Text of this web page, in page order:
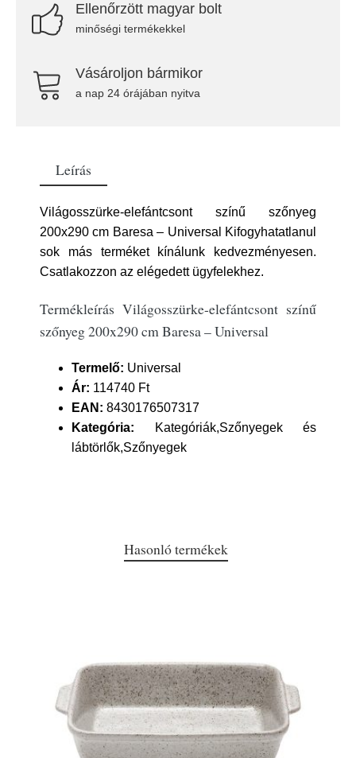
Ellenőrzött magyar bolt
minőségi termékekkel
Vásároljon bármikor
a nap 24 órájában nyitva
Leírás
Világosszürke-elefántcsont színű szőnyeg
200x290 cm Baresa – Universal Kifogyhatatlanul
sok más terméket kínálunk kedvezményesen.
Csatlakozzon az elégedett ügyfelekhez.
Termékleírás Világosszürke-elefántcsont színű
szőnyeg 200x290 cm Baresa – Universal
Termelő: Universal
Ár: 114740 Ft
EAN: 8430176507317
Kategória: Kategóriák,Szőnyegek és
lábtörlők,Szőnyegek
Hasonló termékek